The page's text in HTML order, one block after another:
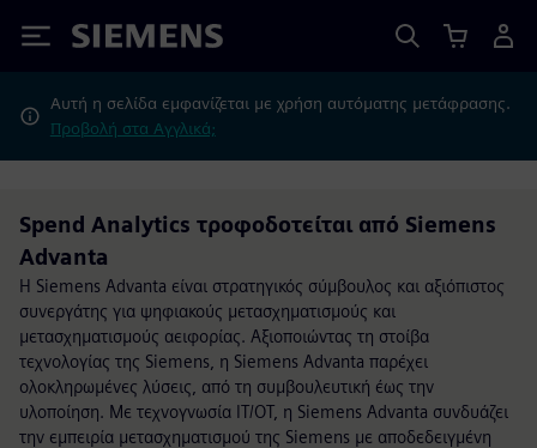
Siemens
Αυτή η σελίδα εμφανίζεται με χρήση αυτόματης μετάφρασης.
Προβολή στα Αγγλικά;
Spend Analytics τροφοδοτείται από Siemens
Advanta
Η Siemens Advanta είναι στρατηγικός σύμβουλος και αξιόπιστος
συνεργάτης για ψηφιακούς μετασχηματισμούς και
μετασχηματισμούς αειφορίας. Αξιοποιώντας τη στοίβα
τεχνολογίας της Siemens, η Siemens Advanta παρέχει
ολοκληρωμένες λύσεις, από τη συμβουλευτική έως την
υλοποίηση. Με τεχνογνωσία IT/OT, η Siemens Advanta συνδυάζει
την εμπειρία μετασχηματισμού της Siemens με αποδεδειγμένη